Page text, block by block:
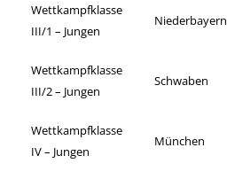
Wettkampfklasse
III/1 – Jungen
Niederbayern
Wettkampfklasse
III/2 – Jungen
Schwaben
Wettkampfklasse
IV – Jungen
München